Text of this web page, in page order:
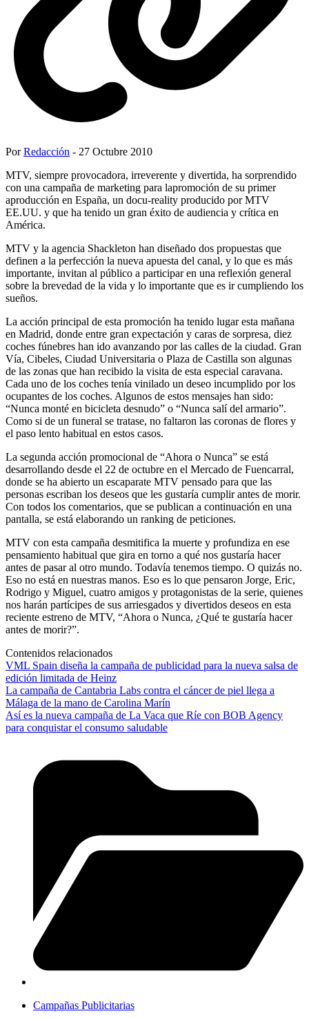
PorRedacción - 27 Octubre 2010
MTV, siempre provocadora, irreverente y divertida, ha sorprendido
con una campaña de marketing para lapromoción de su primer
aproducción en España, un docu-reality producido por MTV
EE.UU. y que ha tenido un gran éxito de audiencia y crítica en
América.
MTV y la agencia Shackleton han diseñado dos propuestas que
definen a la perfección la nueva apuesta del canal, y lo que es más
importante, invitan al público a participar en una reflexión general
sobre la brevedad de la vida y lo importante que es ir cumpliendo los
sueños.
La acción principal de esta promoción ha tenido lugar esta mañana
en Madrid, donde entre gran expectación y caras de sorpresa, diez
coches fúnebres han ido avanzando por las calles de la ciudad. Gran
Vía, Cibeles, Ciudad Universitaria o Plaza de Castilla son algunas
de las zonas que han recibido la visita de esta especial caravana.
Cada uno de los coches tenía vinilado un deseo incumplido por los
ocupantes de los coches. Algunos de estos mensajes han sido:
“Nunca monté en bicicleta desnudo” o “Nunca salí del armario”.
Como si de un funeral se tratase, no faltaron las coronas de flores y
el paso lento habitual en estos casos.
La segunda acción promocional de “Ahora o Nunca” se está
desarrollando desde el 22 de octubre en el Mercado de Fuencarral,
donde se ha abierto un escaparate MTV pensado para que las
personas escriban los deseos que les gustaría cumplir antes de morir.
Con todos los comentarios, que se publican a continuación en una
pantalla, se está elaborando un ranking de peticiones.
MTV con esta campaña desmitifica la muerte y profundiza en ese
pensamiento habitual que gira en torno a qué nos gustaría hacer
antes de pasar al otro mundo. Todavía tenemos tiempo. O quizás no.
Eso no está en nuestras manos. Eso es lo que pensaron Jorge, Eric,
Rodrigo y Miguel, cuatro amigos y protagonistas de la serie, quienes
nos harán partícipes de sus arriesgados y divertidos deseos en esta
reciente estreno de MTV, “Ahora o Nunca, ¿Qué te gustaría hacer
antes de morir?”.
Contenidos relacionados
VML Spain diseña la campaña de publicidad para la nueva salsa de
edición limitada de Heinz
La campaña de Cantabria Labs contra el cáncer de piel llega a
Málaga de la mano de Carolina Marín
Así es la nueva campaña de La Vaca que Ríe con BOB Agency
para conquistar el consumo saludable
Campañas Publicitarias